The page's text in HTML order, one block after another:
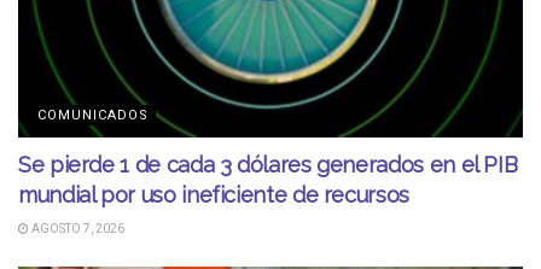
COMUNICADOS
Se pierde 1 de cada 3 dólares generados en el PIB
mundial por uso ineficiente de recursos
AGOSTO 7, 2026